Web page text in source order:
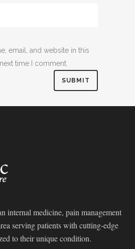
email, and website in this
time I comment.
internal medicine, pain management
serving patients with cutting-edge
to their unique condition.